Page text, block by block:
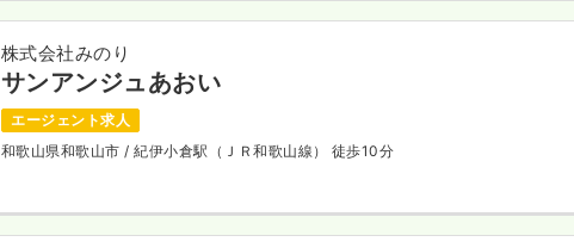
株式会社みのり
サンアンジュあおい
エージェント求人
和歌山県和歌山市/ 紀伊小倉駅（ＪＲ和歌山線） 徒歩10分